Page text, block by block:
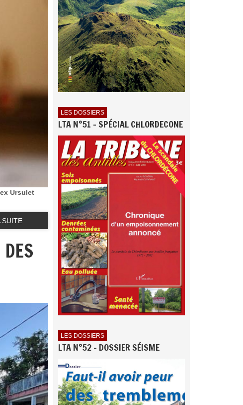
Ursulet
SUITE
LES DOSSIERS
LTA N°51 - SPÉCIAL CHLORDECONE
LES DOSSIERS
LTA N°52 - DOSSIER SÉISME